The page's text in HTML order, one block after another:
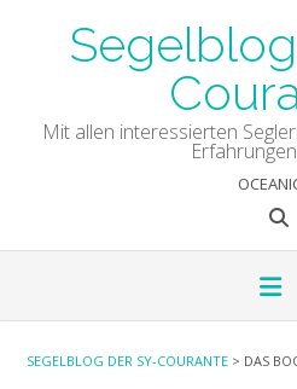
Mit allen interessierten
SEGELBLOG DER SY-COURANTE > DAS